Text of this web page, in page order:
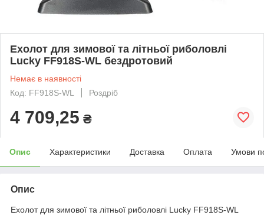
Ехолот для зимової та літньої риболовлі
Lucky FF918S-WL бездротовий
Немає в наявності
Код: FF918S-WL
Роздріб
4 709,25 ₴
Опис Характеристики Доставка Оплата Умови
Опис
Ехолот для зимової та літньої риболовлі Lucky FF918S-WL